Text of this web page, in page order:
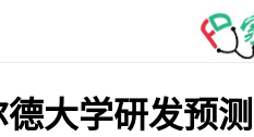
大学研发预